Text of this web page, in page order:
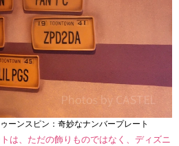
ーンスピン：奇妙なナンバープレート
は、ただの飾りものではなく、ディズニ